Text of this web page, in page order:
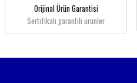
Orijinal Ürün Garantisi
Sertifikalı garantili ürünler